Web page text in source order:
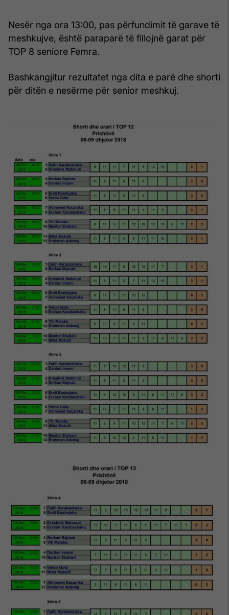
Nesër nga ora 13:00, pas përfundimit të garave të
meshkujve, është paraparë të fillojnë garat për
TOP 8 seniore Femra.
Bashkangjitur rezultatet nga dita e parë dhe shorti
për ditën e nesërme për senior meshkuj.